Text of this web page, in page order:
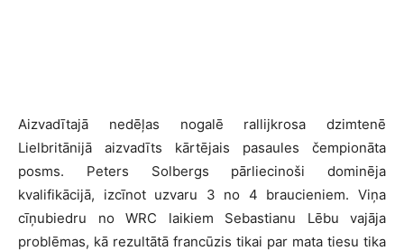
Aizvadītajā nedēļas nogalē rallijkrosa dzimtenē
Lielbritānijā aizvadīts kārtējais pasaules čempionāta
posms. Peters Solbergs pārliecinoši dominēja
kvalifikācijā, izcīnot uzvaru 3 no 4 braucieniem. Viņa
cīņubiedru no WRC laikiem Sebastianu Lēbu vajāja
problēmas, kā rezultātā francūzis tikai par mata tiesu tika